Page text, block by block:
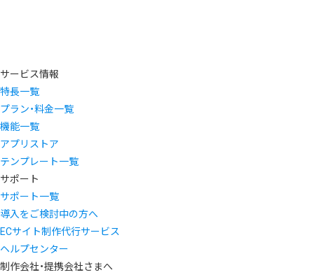
サービス情報
特長一覧
プラン・料金一覧
機能一覧
アプリストア
テンプレート一覧
サポート
サポート一覧
導入をご検討中の方へ
ECサイト制作代行サービス
ヘルプセンター
制作会社・提携会社さまへ